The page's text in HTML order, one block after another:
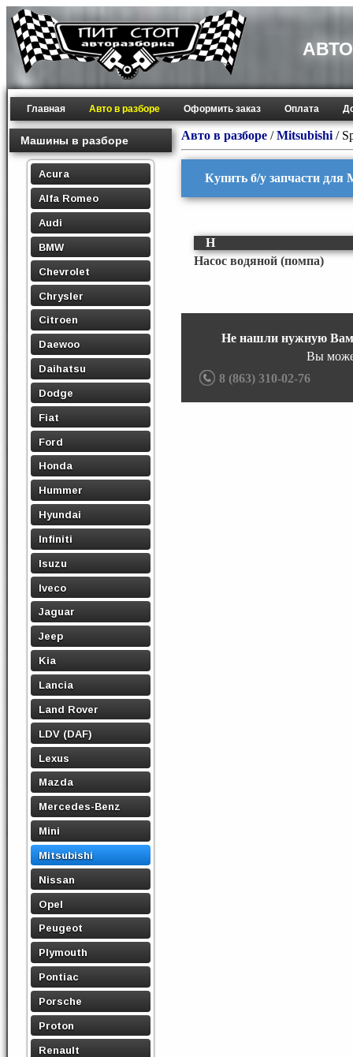
Главная Авто в разборе Оформить заказ Оплата
Машины в разборе
Acura
Alfa Romeo
Audi
BMW
Chevrolet
Chrysler
Citroen
Daewoo
Daihatsu
Dodge
Fiat
Ford
Honda
Hummer
Hyundai
Infiniti
Isuzu
Iveco
Jaguar
Jeep
Kia
Lancia
Land Rover
LDV (DAF)
Lexus
Mazda
Mercedes-Benz
Mini
Mitsubishi
Nissan
Opel
Peugeot
Plymouth
Pontiac
Porsche
Proton
Renault
Авто в разборе /Mitsubishi /
Купить б/у запчасти для
Н
Насос водяной (помпа)
Не нашли нужную Вам
Вы
8 (863) 310-02-76